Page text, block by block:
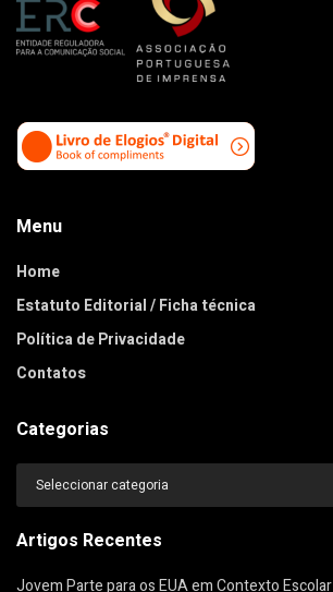
Menu
Home
Estatuto Editorial / Ficha técnica
Política de Privacidade
Contatos
Categorias
Categorias
Artigos Recentes
Jovem Parte para os EUA em Contexto Escolar